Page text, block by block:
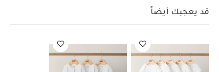
الارتداء والتغيير.
خصائص المنتج:
قطع بنقشات وألوان متناسقة
تعليمات العناية/الإرشادات:
غسل على درجة حرارة 40 درجة مئوية
ممنوع استخدام
قد يعجبك أيضاً